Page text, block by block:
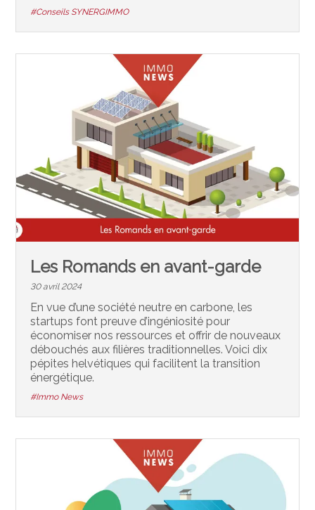
#Conseils SYNERGIMMO
Les Romands en avant-garde
30 avril 2024
En vue d’une société neutre en carbone, les
startups font preuve d’ingéniosité pour
économiser nos ressources et offrir de nouveaux
débouchés aux filières traditionnelles. Voici dix
pépites helvétiques qui facilitent la transition
énergétique.
#Immo News